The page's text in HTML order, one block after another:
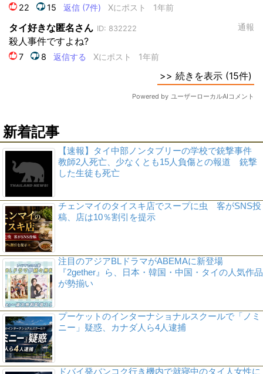
新着記事
【速報】タイ中部ノンタブリーの学校で銃撃事件
教師2人死亡、少なくとも15人負傷との報道 銃撃
した生徒も死亡
チェンマイのタイスキ店でスープに虫 客がSNS投
稿、店は10％割引を提示
注目のアジアBLドラマがABEMAに新登場
『2gether』ら、日本・韓国・中国・タイの人気作品
が勢揃い
プーケットのインターナショナルスクールで「ノミ
ニー」疑惑、カナダ人ら4人逮捕
ドバイ発バンコク行き機内で就寝中のタイ人女性に